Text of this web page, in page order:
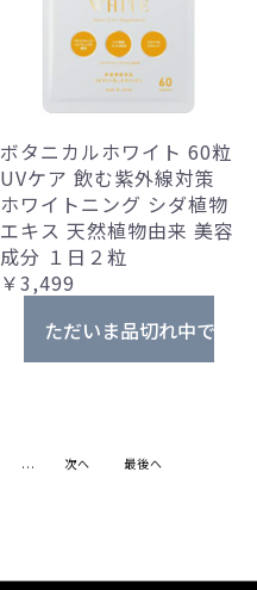
ボタニカルホワイト 60粒
UVケア 飲む紫外線対策
ホワイトニング シダ植物
エキス 天然植物由来 美容
成分 １日２粒
￥3,499
ただいま品切れ中です。
... 次へ 最後へ